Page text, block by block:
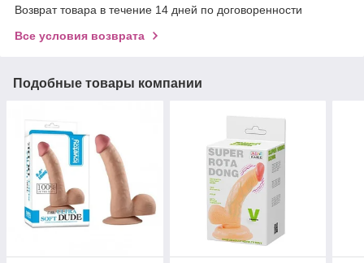
Возврат товара в течение 14 дней по договоренности
Все условия возврата
Подобные товары компании